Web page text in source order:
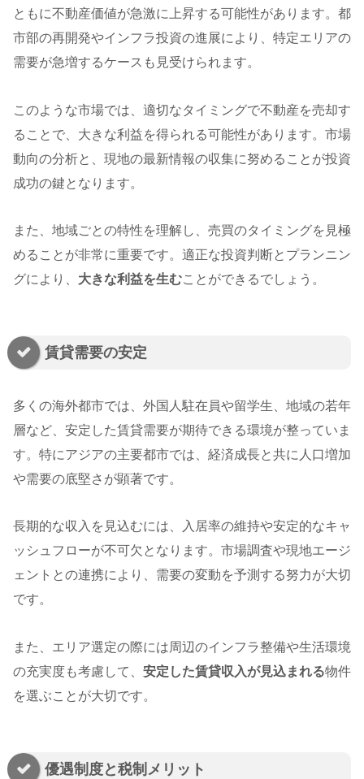
ともに不動産価値が急激に上昇する可能性があります。都
市部の再開発やインフラ投資の進展により、特定エリアの
需要が急増するケースも見受けられます。
このような市場では、適切なタイミングで不動産を売却す
ることで、大きな利益を得られる可能性があります。市場
動向の分析と、現地の最新情報の収集に努めることが投資
成功の鍵となります。
また、地域ごとの特性を理解し、売買のタイミングを見極
めることが非常に重要です。適正な投資判断とプランニン
グにより、 大きな利益を生むことができるでしょう。
賃貸需要の安定
多くの海外都市では、外国人駐在員や留学生、地域の若年
層など、安定した賃貸需要が期待できる環境が整っていま
す。特にアジアの主要都市では、経済成長と共に人口増加
や需要の底堅さが顕著です。
長期的な収入を見込むには、入居率の維持や安定的なキャ
ッシュフローが不可欠となります。市場調査や現地エージ
ェントとの連携により、需要の変動を予測する努力が大切
です。
また、エリア選定の際には周辺のインフラ整備や生活環境
の充実度も考慮して、 安定した賃貸収入が見込まれる物件
を選ぶことが大切です。
優遇制度と税制メリット